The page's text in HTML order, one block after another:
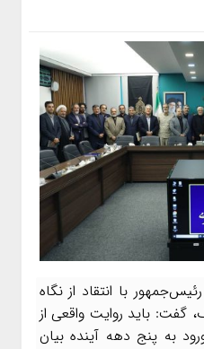
با انتقاد از نگاه
گفت: باید روایت واقعی از
به پنج دهه آینده بیان